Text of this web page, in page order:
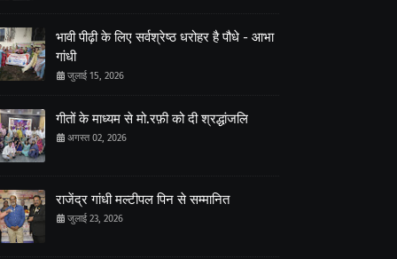
भावी पीढ़ी के लिए सर्वश्रेष्ठ धरोहर है पौधे - आभा
गांधी
जुलाई 15, 2026
गीतों के माध्यम से मो.रफ़ी को दी श्रद्धांजलि
अगस्त 02, 2026
राजेंद्र गांधी मल्टीपल पिन से सम्मानित
जुलाई 23, 2026